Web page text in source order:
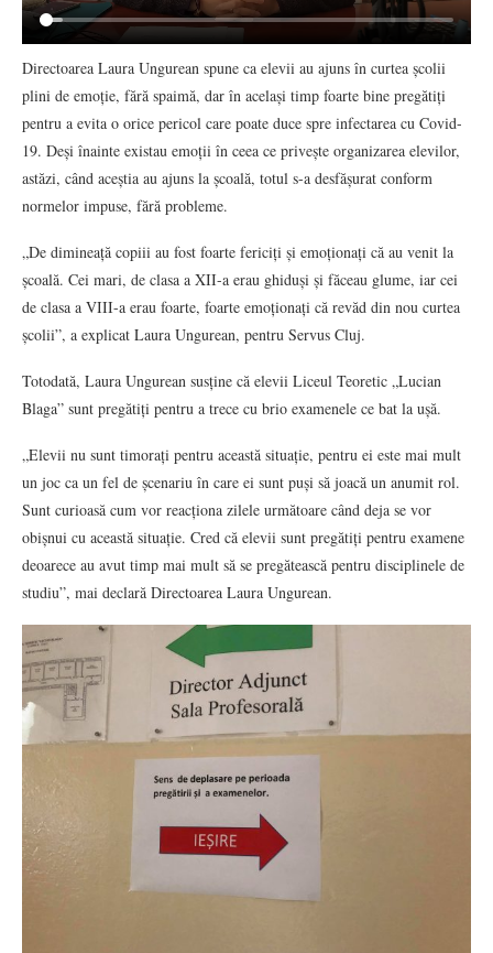
Directoarea Laura Ungurean spune ca elevii au ajuns în curtea școlii
plini de emoție, fără spaimă, dar în același timp foarte bine pregătiți
pentru a evita o orice pericol care poate duce spre infectarea cu Covid-
19. Deși înainte existau emoții în ceea ce privește organizarea elevilor,
astăzi, când aceștia au ajuns la școală, totul s-a desfășurat conform
normelor impuse, fără probleme.
„De dimineață copiii au fost foarte fericiți și emoționați că au venit la
școală. Cei mari, de clasa a XII-a erau ghiduși și făceau glume, iar cei
de clasa a VIII-a erau foarte, foarte emoționați că revăd din nou curtea
școlii”, a explicat Laura Ungurean, pentru Servus Cluj.
Totodată, Laura Ungurean susține că elevii Liceul Teoretic „Lucian
Blaga” sunt pregătiți pentru a trece cu brio examenele ce bat la ușă.
„Elevii nu sunt timorați pentru această situație, pentru ei este mai mult
un joc ca un fel de șcenariu în care ei sunt puși să joacă un anumit rol.
Sunt curioasă cum vor reacționa zilele următoare când deja se vor
obișnui cu această situație. Cred că elevii sunt pregătiți pentru examene
deoarece au avut timp mai mult să se pregătească pentru disciplinele de
studiu”, mai declară Directoarea Laura Ungurean.